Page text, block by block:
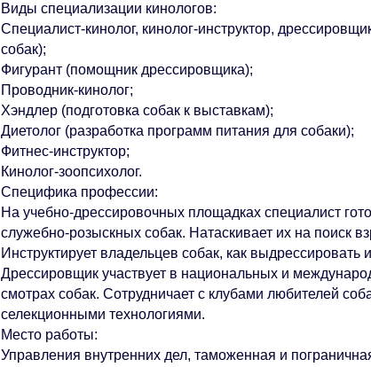
Виды специализации кинологов:
Специалист-кинолог, кинолог-инструктор,
собак);
Фигурант (помощник дрессировщика);
Проводник-кинолог;
Хэндлер (подготовка собак к выставкам);
Диетолог (разработка программ питания для собаки);
Фитнес-инструктор;
Кинолог-зоопсихолог.
Специфика профессии:
На учебно-дрессировочных площадках специалист
служебно-розыскных собак. Натаскивает их на поиск
Инструктирует владельцев собак, как
Дрессировщик участвует в национальных и
смотрах собак. Сотрудничает с клубами любителей
селекционными технологиями.
Место работы:
Управления внутренних дел, таможенная и